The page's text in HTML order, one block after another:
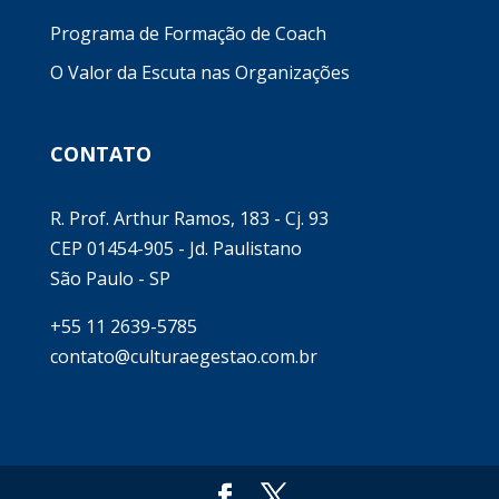
Programa de Formação de Coach
O Valor da Escuta nas Organizações
CONTATO
R. Prof. Arthur Ramos, 183 - Cj. 93
CEP 01454-905 - Jd. Paulistano
São Paulo - SP
+55 11 2639-5785
contato@culturaegestao.com.br